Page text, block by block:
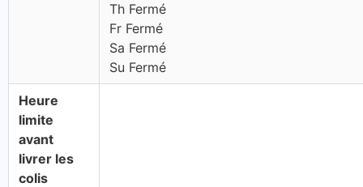
Th Fermé
Fr Fermé
Sa Fermé
Su Fermé
Heure
limite
avant
livrer les
colis